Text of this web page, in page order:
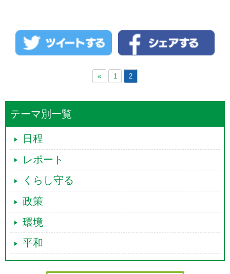
あきらめない女性パワーはすごいです！ 女性
が集まると元気 ...続きを読む →
« 1 2
テーマ別一覧
日程
レポート
くらし守る
政策
環境
平和